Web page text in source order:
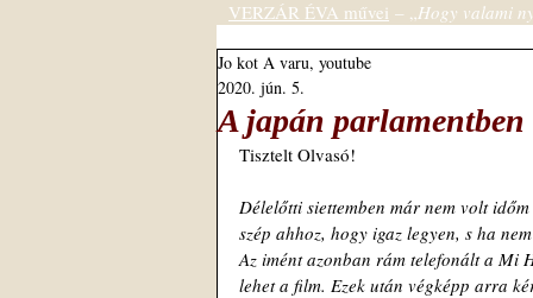
A japán
Jo kot A varu, youtube
2020. jún. 5.
Tisztelt Olvasó!
Délelőtti siettemben már nem volt
szép ahhoz, hogy igaz legyen, s ha
Az imént azonban rám telefonált a Mi
lehet a film. Ezek után végképp arra
VERZÁR ÉVA művei – „Hogy valami